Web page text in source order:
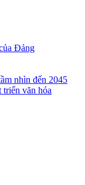
Đảng
nhìn đến 2045
văn hóa